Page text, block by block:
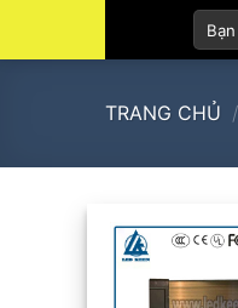
kiếm:
TRANG CHỦ /